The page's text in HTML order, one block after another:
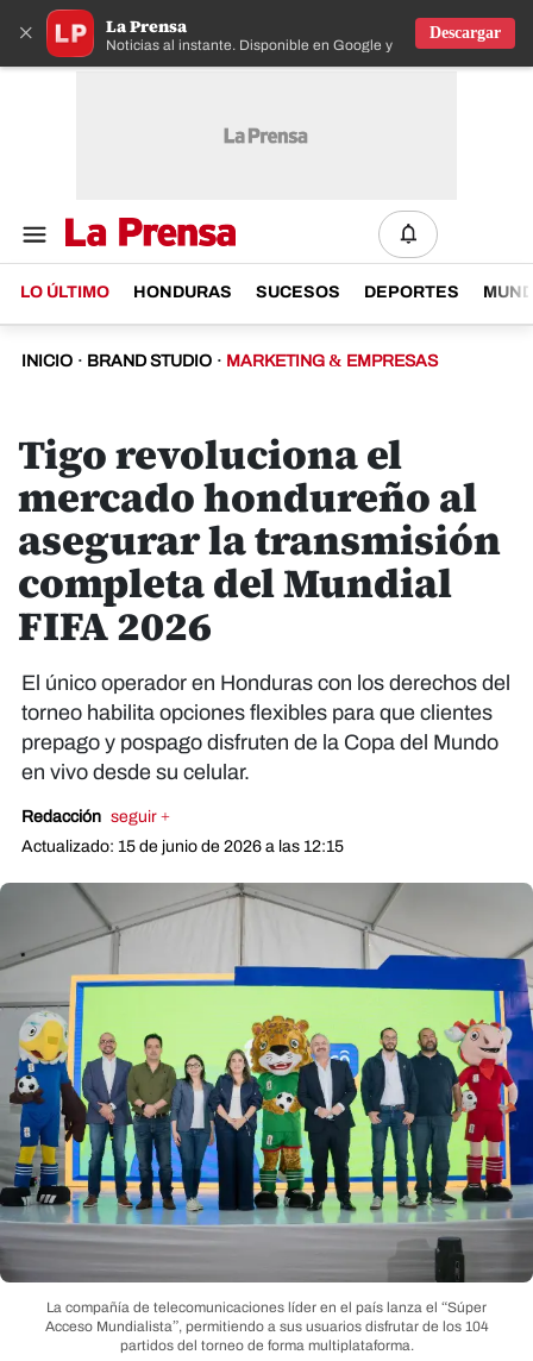
× La Prensa
Noticias al instante. Disponible en Google y IOS
Descargar
LO ÚLTIMO HONDURAS SUCESOS DEPORTES
INICIO · BRAND STUDIO · MARKETING & EMPRESAS
Tigo revoluciona el
mercado hondureño al
asegurar la transmisión
completa del Mundial
FIFA 2026
El único operador en Honduras con los derechos del
torneo habilita opciones flexibles para que clientes
prepago y pospago disfruten de la Copa del Mundo
en vivo desde su celular.
Redacción seguir +
Actualizado: 15 de junio de 2026 a las 12:15
La compañía de telecomunicaciones líder en el país lanza el “Súper
Acceso Mundialista”, permitiendo a sus usuarios disfrutar de los 104
partidos del torneo de forma multiplataforma.